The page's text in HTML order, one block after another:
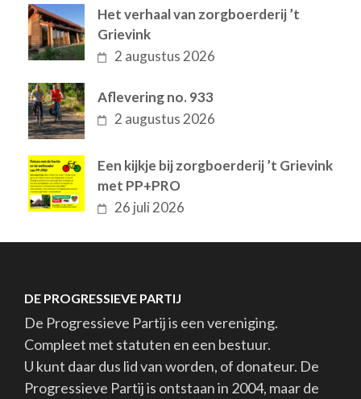
Het verhaal van zorgboerderij ’t
Grievink
2 augustus 2026
Aflevering no. 933
2 augustus 2026
Een kijkje bij zorgboerderij ’t Grievink
met PP+PRO
26 juli 2026
DE PROGRESSIEVE PARTIJ
De Progressieve Partij is een vereniging.
Compleet met statuten en een bestuur.
U kunt daar dus lid van worden, of donateur. De
Progressieve Partij is ontstaan in 2004, maar de